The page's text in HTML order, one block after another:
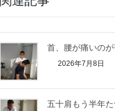
首、腰が痛いのが
2026年7月8日
五十肩もう半年た